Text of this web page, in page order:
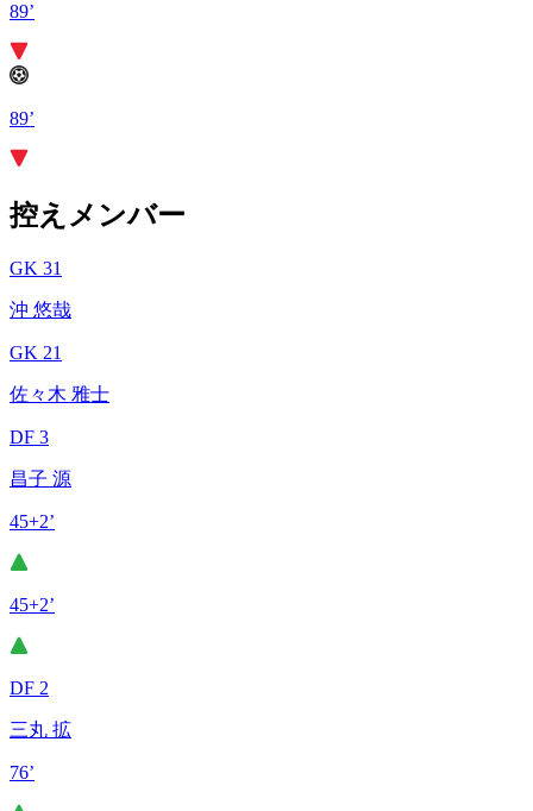
89’
89’
控えメンバー
GK 31
沖 悠哉
GK 21
佐々木 雅士
DF 3
昌子 源
45+2’
45+2’
DF 2
三丸 拡
76’